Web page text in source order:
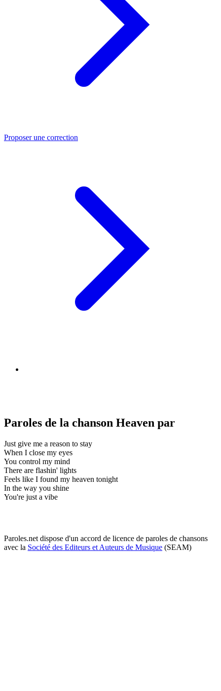
Proposer une correction
Paroles de la chanson Heaven par
Just give me a reason to stay
When I close my eyes
You control my mind
There are flashin' lights
Feels like I found my heaven tonight
In the way you shine
You're just a vibe
Paroles.net dispose d'un accord de licence de paroles de chansons
avec la Société des Editeurs et Auteurs de Musique (SEAM)